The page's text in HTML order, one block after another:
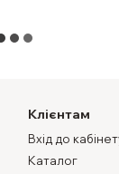
Клієнтам
Вхід до
Каталог